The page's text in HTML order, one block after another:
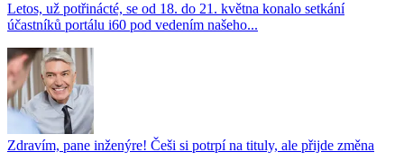
Letos, už potřinácté, se od 18. do 21. května konalo setkání
účastníků portálu i60 pod vedením našeho...
Zdravím, pane inženýre! Češi si potrpí na tituly, ale přijde změna